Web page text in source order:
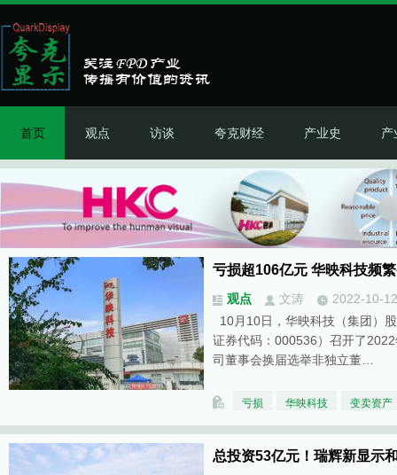
首页 观点 访谈 夸克财经 产业史 产
亏损超106亿元 华映科技频
观点 文涛
2022-10-12
10月10日，华映科技（集团）
证券代码：000536）召开了
司董事会换届选举非独立董…
亏损 华映科技 变卖资产
总投资53亿元！瑞辉新显示